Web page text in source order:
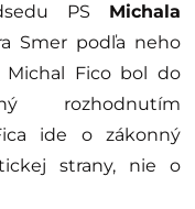
PS Michala
Smer podľa neho
Michal Fico bol do
rozhodnutím
ide o zákonný
strany, nie o